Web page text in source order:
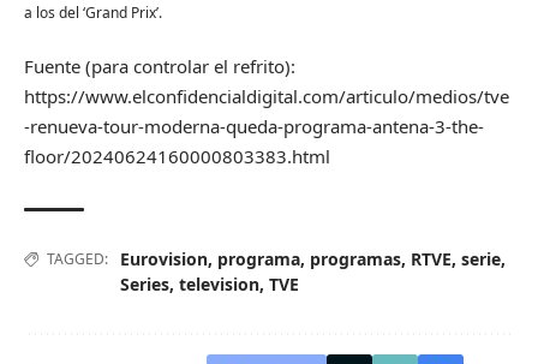
a los del ‘Grand Prix’.
Fuente (para controlar el refrito):
https://www.elconfidencialdigital.com/articulo/medios/tve
-renueva-tour-moderna-queda-programa-antena-3-the-
floor/20240624160000803383.html
TAGGED: Eurovision, programa, programas, RTVE, serie,
Series, television, TVE